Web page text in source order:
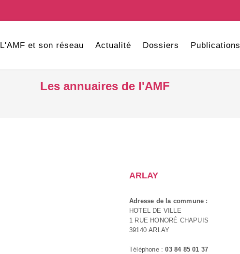
L'AMF et son réseau Actualité Dossiers Publications
Les annuaires de l'AMF
ARLAY
Adresse de la commune :
HOTEL DE VILLE
1 RUE HONORÉ CHAPUIS
39140 ARLAY
Téléphone :03 84 85 01 37